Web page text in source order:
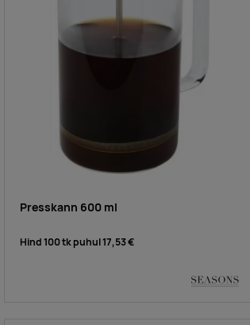
Presskann 600 ml
Hind 100 tk puhul17,53 €